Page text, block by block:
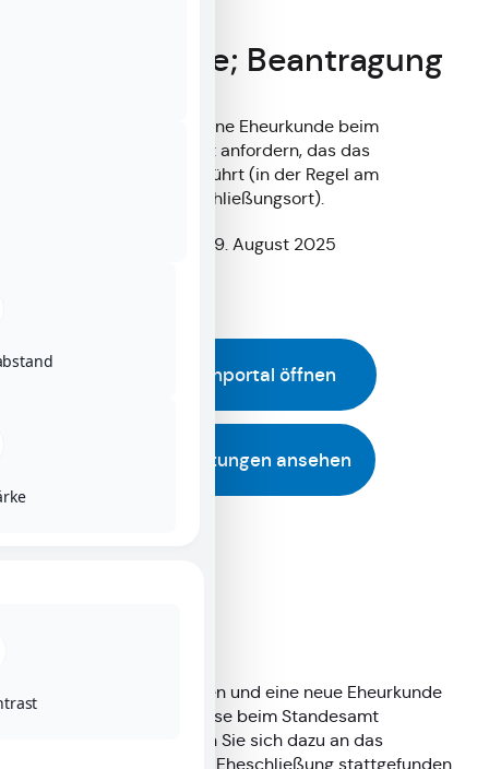
Eheurkunde; Beantragung
Sie können eine Eheurkunde beim
Standesamt anfordern, das das
Eheregister führt (in der Regel am
Eheschließungsort).
Stand: 19. August 2025
Im Bayernportal öffnen
Alle Leistungen ansehen
Wenn Sie geheiratet haben und eine neue Eheurkunde
benötigen, können Sie diese beim Standesamt
beantragen. Bitte wenden Sie sich dazu an das
Standesamt, bei dem die Eheschließung stattgefunden